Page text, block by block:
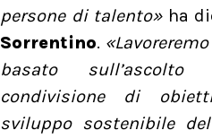
persone di talento» ha
Sorrentino.
basato
condivisione di
sviluppo sostenibile